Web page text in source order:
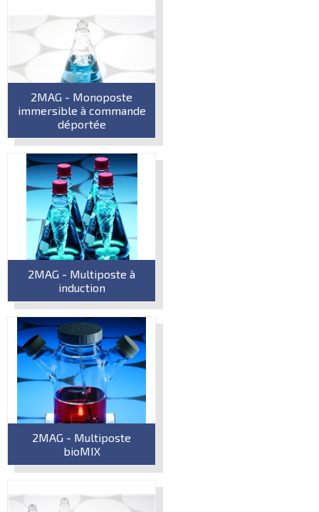
2MAG - Monoposte
immersible à commande
déportée
2MAG - Multiposte à
induction
2MAG - Multiposte
bioMIX